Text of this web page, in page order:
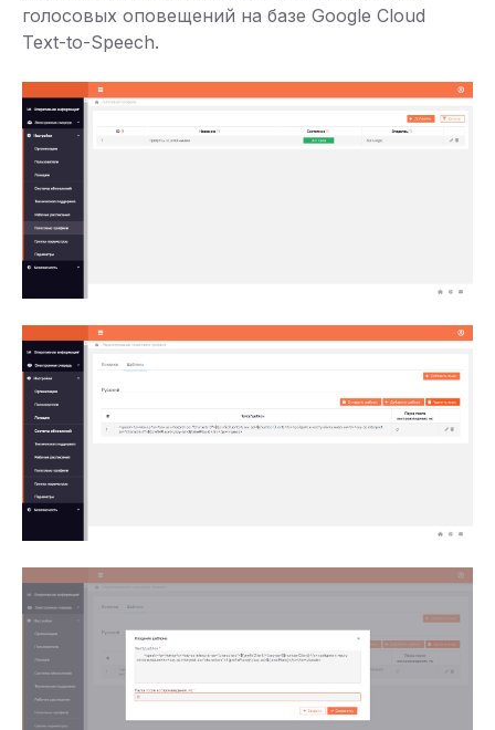
голосовых оповещений на базе Google Cloud
Text-to-Speech.